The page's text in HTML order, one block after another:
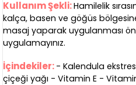
Kullanım Şekli:Hamilelik
kalça, basen ve göğüs
masaj yaparak uygulanması
uygulamayınız.
İçindekiler: - Kalendula
çiçeği yağı - Vitamin E -